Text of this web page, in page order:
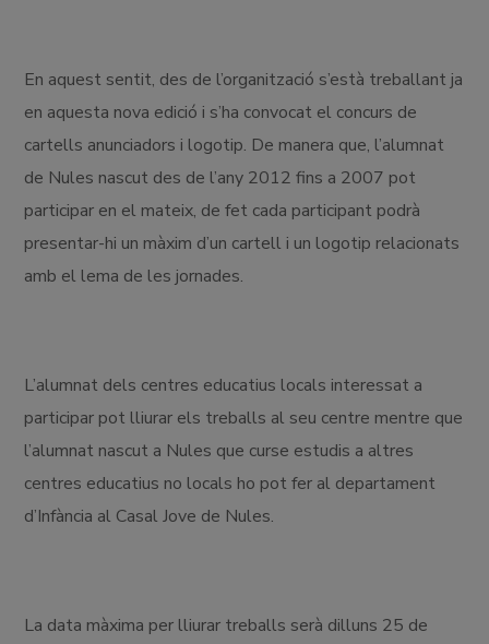
En aquest sentit, des de l’organització s’està treballant ja
en aquesta nova edició i s’ha convocat el concurs de
cartells anunciadors i logotip. De manera que, l’alumnat
de Nules nascut des de l’any 2012 fins a 2007 pot
participar en el mateix, de fet cada participant podrà
presentar-hi un màxim d’un cartell i un logotip relacionats
amb el lema de les jornades.
L’alumnat dels centres educatius locals interessat a
participar pot lliurar els treballs al seu centre mentre que
l’alumnat nascut a Nules que curse estudis a altres
centres educatius no locals ho pot fer al departament
d’Infància al Casal Jove de Nules.
La data màxima per lliurar treballs serà dilluns 25 de